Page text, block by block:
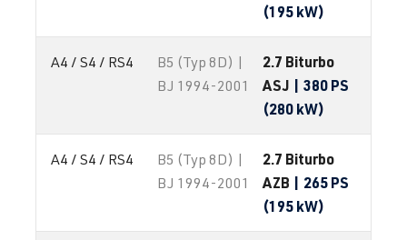
(195 kW)
A4 / S4 / RS4
B5 (Typ 8D) |
BJ 1994-2001
2.7 Biturbo
ASJ | 380 PS
(280 kW)
A4 / S4 / RS4
B5 (Typ 8D) |
BJ 1994-2001
2.7 Biturbo
AZB | 265 PS
(195 kW)